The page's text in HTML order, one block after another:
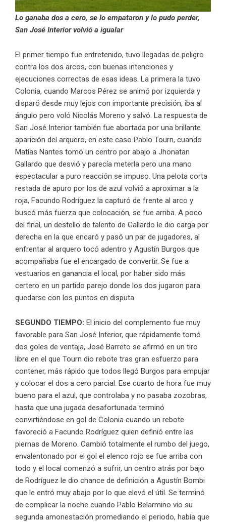
Lo ganaba dos a cero, se lo empataron y lo pudo perder,
San José Interior volvió a igualar
El primer tiempo fue entretenido, tuvo llegadas de peligro
contra los dos arcos, con buenas intenciones y
ejecuciones correctas de esas ideas. La primera la tuvo
Colonia, cuando Marcos Pérez se animó por izquierda y
disparó desde muy lejos con importante precisión, iba al
ángulo pero voló Nicolás Moreno y salvó. La respuesta de
San José Interior también fue abortada por una brillante
aparición del arquero, en este caso Pablo Tourn, cuando
Matías Nantes tomó un centro por abajo a Jhonatan
Gallardo que desvió y parecía meterla pero una mano
espectacular a puro reacción se impuso. Una pelota corta
restada de apuro por los de azul volvió a aproximar a la
roja, Facundo Rodríguez la capturó de frente al arco y
buscó más fuerza que colocación, se fue arriba. A poco
del final, un destello de talento de Gallardo le dio carga por
derecha en la que encaró y pasó un par de jugadores, al
enfrentar al arquero tocó adentro y Agustín Burgos que
acompañaba fue el encargado de convertir. Se fue a
vestuarios en ganancia el local, por haber sido más
certero en un partido parejo donde los dos jugaron para
quedarse con los puntos en disputa.
SEGUNDO TIEMPO: El inicio del complemento fue muy
favorable para San José Interior, que rápidamente tomó
dos goles de ventaja, José Barreto se afirmó en un tiro
libre en el que Tourn dio rebote tras gran esfuerzo para
contener, más rápido que todos llegó Burgos para empujar
y colocar el dos a cero parcial. Ese cuarto de hora fue muy
bueno para el azul, que controlaba y no pasaba zozobras,
hasta que una jugada desafortunada terminó
convirtiéndose en gol de Colonia cuando un rebote
favoreció a Facundo Rodríguez quien definió entre las
piernas de Moreno. Cambió totalmente el rumbo del juego,
envalentonado por el gol el elenco rojo se fue arriba con
todo y el local comenzó a sufrir, un centro atrás por bajo
de Rodríguez le dio chance de definición a Agustín Bombi
que le entró muy abajo por lo que elevó el útil. Se terminó
de complicar la noche cuando Pablo Belarmino vio su
segunda amonestación promediando el periodo, había que